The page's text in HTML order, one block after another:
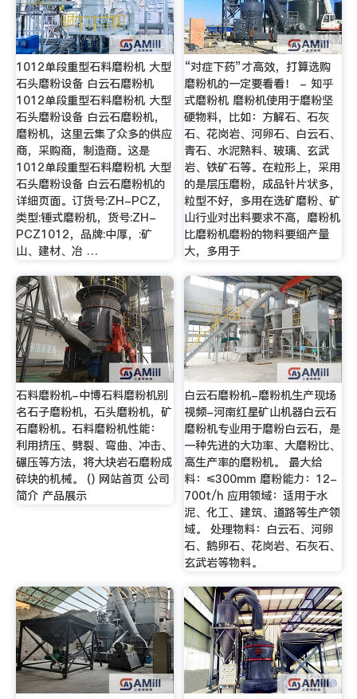
1012单段重型石料磨粉机 大型
石头磨粉设备 白云石磨粉机
1012单段重型石料磨粉机 大型
石头磨粉设备 白云石磨粉机，
磨粉机，这里云集了众多的供应
商，采购商，制造商。这是
1012单段重型石料磨粉机 大型
石头磨粉设备 白云石磨粉机的
详细页面。订货号:ZH-PCZ，
类型:锤式磨粉机，货号:ZH-
PCZ1012，品牌:中厚，:矿
山、建材、冶 …
“对症下药”才高效，打算选购
磨粉机的一定要看看！ - 知乎
式磨粉机 磨粉机使用于磨粉坚
硬物料，比如：方解石、石灰
石、花岗岩、河卵石、白云石、
青石、水泥熟料、玻璃、玄武
岩、铁矿石等。在粒形上，采用
的是层压磨粉，成品针片状多，
粒型不好，多用在选矿磨粉、矿
山行业对出料要求不高，磨粉机
比磨粉机磨粉的物料要细产量
大，多用于
石料磨粉机-中博石料磨粉机别
名石子磨粉机，石头磨粉机，矿
石磨粉机。石料磨粉机性能：
利用挤压、劈裂、弯曲、冲击、
碾压等方法，将大块岩石磨粉成
碎块的机械。 () 网站首页 公司
简介 产品展示
白云石磨粉机-磨粉机生产现场
视频-河南红星矿山机器白云石
磨粉机专业用于磨粉白云石，是
一种先进的大功率、大磨粉比、
高生产率的磨粉机。 最大给
料：≤300mm 磨粉能力：12-
700t/h 应用领域：适用于水
泥、化工、建筑、道路等生产领
域。 处理物料：白云石、河卵
石、鹅卵石、花岗岩、石灰石、
玄武岩等物料。